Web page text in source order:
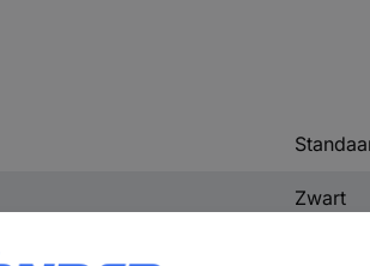
Zwart